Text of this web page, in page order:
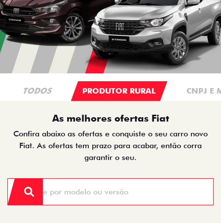
TODOS PRODUTOR RURAL CNPJ E
As melhores ofertas Fiat
Confira abaixo as ofertas e conquiste o seu carro novo
Fiat. As ofertas tem prazo para acabar, então corra
garantir o seu.